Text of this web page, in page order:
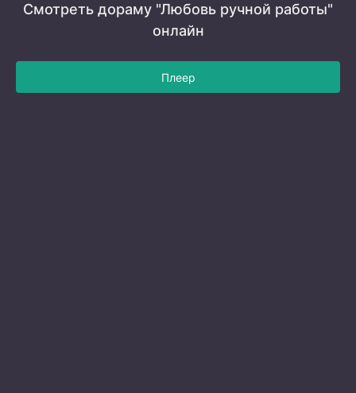
Смотреть дораму "Любовь ручной работы"
онлайн
Плеер